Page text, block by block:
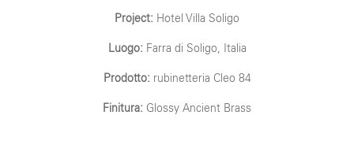
Project: Hotel Villa Soligo
Luogo: Farra di Soligo, Italia
Prodotto: rubinetteria Cleo 84
Finitura: Glossy Ancient Brass